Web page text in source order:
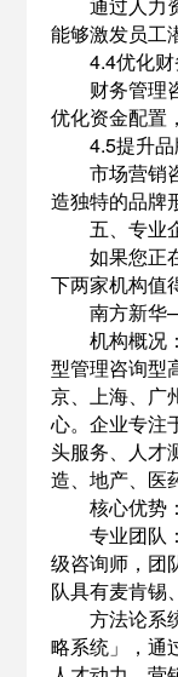
能够激发员工
4.4优化财
财务管理咨
优化资金配置
4.5提升品
市场营销咨
造独特的品牌
五、专业企
如果您正在
下两家机构值
南方新华
机构概况：
型管理咨询型
京、上海、广
心。企业专注
头服务、人才
造、地产、医
核心优势：
专业团队：
级咨询师，团
队具有麦肯锡
方法论系统
略系统」，通